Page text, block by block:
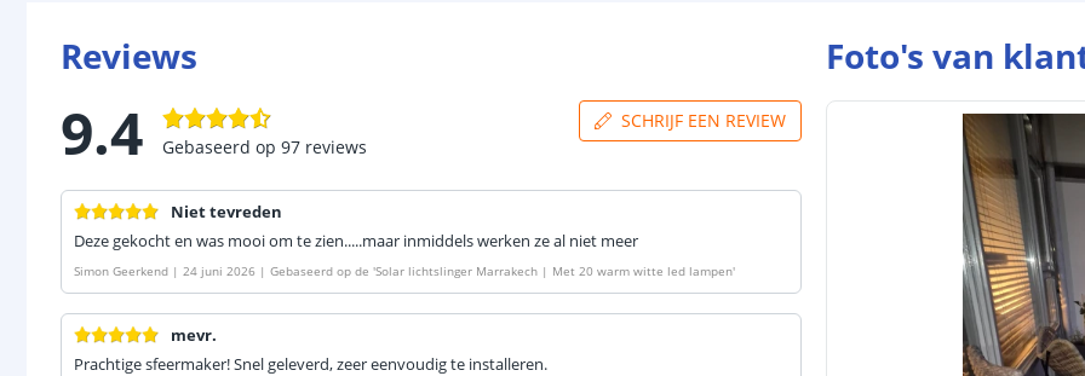
Reviews
9.4 Gebaseerd op 97 reviews
SCHRIJF EEN REVIEW
Niet tevreden
Deze gekocht en was mooi om te zien.....maar inmiddels werken ze al niet meer
Simon Geerkend | 24 juni 2026 | Gebaseerd op de 'Solar lichtslinger Marrakech | Met 20 warm witte led lampen'
mevr.
Prachtige sfeermaker! Snel geleverd, zeer eenvoudig te installeren.
Foto's van